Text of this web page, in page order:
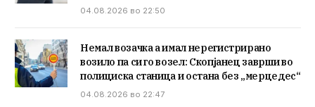
04.08.2026 во 22:50
Немал возачка а имал нерегистрирано
возило па си го возел: Скопјанец заврши во
полициска станица и остана без „мерцедес“
04.08.2026 во 22:47